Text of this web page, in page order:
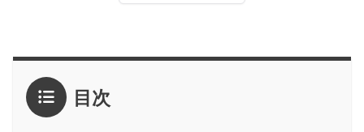
4点
3点
2点
1点
感想 * 目次